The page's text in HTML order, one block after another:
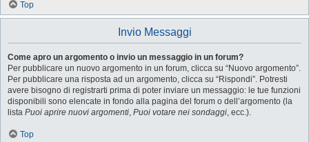
Top
Invio Messaggi
Come apro un argomento o invio un messaggio in un forum?
Per pubblicare un nuovo argomento in un forum, clicca su “Nuovo argomento”.
Per pubblicare una risposta ad un argomento, clicca su “Rispondi”. Potresti
avere bisogno di registrarti prima di poter inviare un messaggio: le tue funzioni
disponibili sono elencate in fondo alla pagina del forum o dell’argomento (la
lista Puoi aprire nuovi argomenti, Puoi votare nei sondaggi, ecc.).
Top